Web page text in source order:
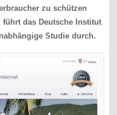
zu schützen
das Deutsche Institut
Studie durch.